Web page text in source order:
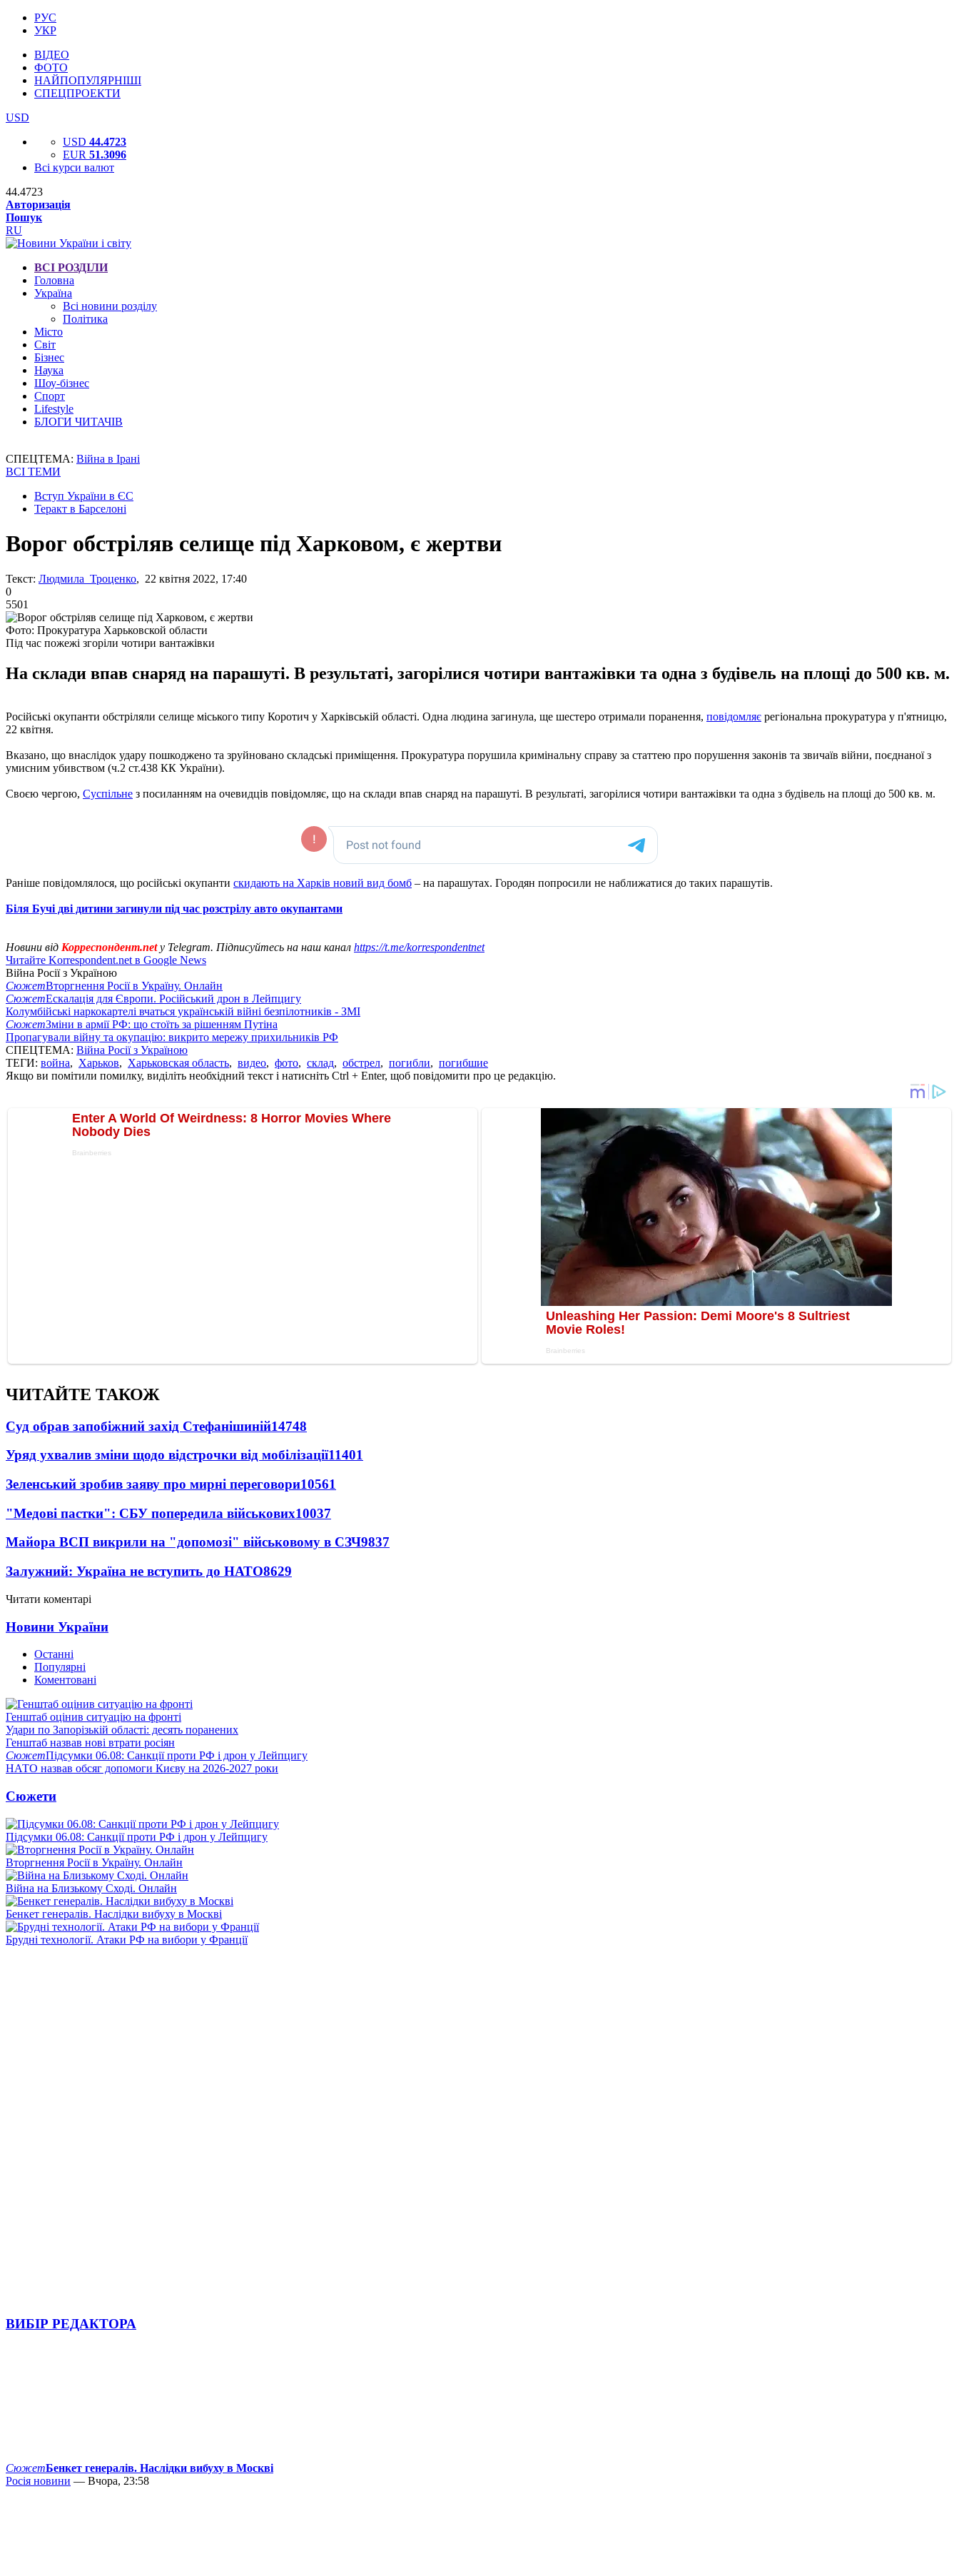
РУС
УКР
ВІДЕО
ФОТО
НАЙПОПУЛЯРНІШІ
СПЕЦПРОЕКТИ
USD
USD 44.4723
EUR 51.3096
Всі курси валют
44.4723
Авторизація
Пошук
RU
ВСІ РОЗДІЛИ
Головна
Україна
Всі новини розділу
Політика
Місто
Світ
Бізнес
Наука
Шоу-бізнес
Спорт
Lifestyle
БЛОГИ ЧИТАЧІВ
СПЕЦТЕМА: Війна в Ірані
ВСІ ТЕМИ
Вступ України в ЄС
Теракт в Барселоні
Ворог обстріляв селище під Харковом, є жертви
Текст: Людмила Троценко, 22 квітня 2022, 17:40
0
5501
Фото: Прокуратура Харьковской области
Під час пожежі згоріли чотири вантажівки
На склади впав снаряд на парашуті. В результаті, загорілися чотири вантажівки та одна з будівель на площі до 500 кв. м.
Російські окупанти обстріляли селище міського типу Коротич у Харківській області. Одна людина загинула, ще шестеро отримали поранення, повідомляє регіональна прокуратура у п'ятницю,
22 квітня.
Вказано, що внаслідок удару пошкоджено та зруйновано складські приміщення. Прокуратура порушила кримінальну справу за статтею про порушення законів та звичаїв війни, поєднаної з
умисним убивством (ч.2 ст.438 КК України).
Своєю чергою, Суспільне з посиланням на очевидців повідомляє, що на склади впав снаряд на парашуті. В результаті, загорілися чотири вантажівки та одна з будівель на площі до 500 кв. м.
Раніше повідомлялося, що російські окупанти скидають на Харків новий вид бомб – на парашутах. Городян попросили не наближатися до таких парашутів.
Біля Бучі дві дитини загинули під час розстрілу авто окупантами
Новини від Корреспондент.netу Telegram. Підписуйтесь на наш канал https://t.me/korrespondentnet
Читайте Korrespondent.net в Google News
Війна Росії з Україною
СюжетВторгнення Росії в Україну. Онлайн
СюжетЕскалація для Європи. Російський дрон в Лейпцигу
Колумбійські наркокартелі вчаться українській війні безпілотників - ЗМІ
СюжетЗміни в армії РФ: що стоїть за рішенням Путіна
Пропагували війну та окупацію: викрито мережу прихильників РФ
СПЕЦТЕМА: Війна Росії з Україною
ТЕГИ: война, Харьков, Харьковская область, видео, фото, склад, обстрел, погибли, погибшие
Якщо ви помітили помилку, виділіть необхідний текст і натисніть Ctrl + Enter, щоб повідомити про це редакцію.
ЧИТАЙТЕ ТАКОЖ
Суд обрав запобіжний захід Стефанішиній14748
Уряд ухвалив зміни щодо відстрочки від мобілізації11401
Зеленський зробив заяву про мирні переговори10561
"Медові пастки": СБУ попередила військових10037
Майора ВСП викрили на "допомозі" військовому в СЗЧ9837
Залужний: Україна не вступить до НАТО8629
Читати коментарі
Новини України
Останні
Популярні
Коментовані
Генштаб оцінив ситуацію на фронті
Удари по Запорізькій області: десять поранених
Генштаб назвав нові втрати росіян
СюжетПідсумки 06.08: Санкції проти РФ і дрон у Лейпцигу
НАТО назвав обсяг допомоги Києву на 2026-2027 роки
Сюжети
Підсумки 06.08: Санкції проти РФ і дрон у Лейпцигу
Вторгнення Росії в Україну. Онлайн
Війна на Близькому Сході. Онлайн
Бенкет генералів. Наслідки вибуху в Москві
Брудні технології. Атаки РФ на вибори у Франції
ВИБІР РЕДАКТОРА
СюжетБенкет генералів. Наслідки вибуху в Москві
Росія новини — Вчора, 23:58